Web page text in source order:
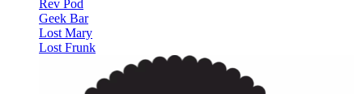
Rev Pod
Geek Bar
Lost Mary
Lost Frunk